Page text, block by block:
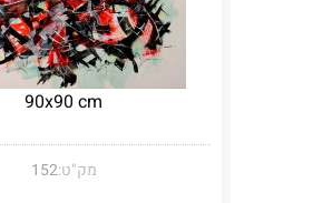
90x90 cm
מק"ט:152